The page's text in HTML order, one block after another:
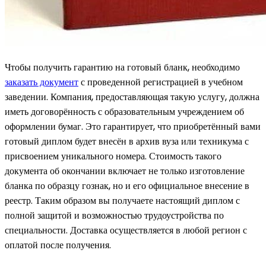
Чтобы получить гарантию на готовый бланк, необходимо
заказать документс проведенной регистрацией в учебном
заведении. Компания, предоставляющая такую услугу, должна
иметь договорённость с образовательным учреждением об
оформлении бумаг. Это гарантирует, что приобретённый вами
готовый дипломбудет внесён в архив вуза или техникума с
присвоением уникального номера. Стоимость такого
документа об окончании включает не только изготовление
бланка по образцу гознак, но и его официальное внесение в
реестр. Таким образом вы получаетенастоящий дипломс
полной защитой и возможностью трудоустройства по
специальности. Доставка осуществляется в любой регион с
оплатой после получения.